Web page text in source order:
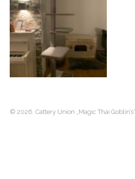
© 2026. Cattery Union „Magic Thai Goblin’s“,